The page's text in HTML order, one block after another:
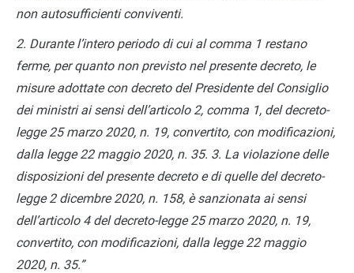
non autosufficienti conviventi.
2. Durante l’intero periodo di cui al comma 1 restano
ferme, per quanto non previsto nel presente decreto, le
misure adottate con decreto del Presidente del Consiglio
dei ministri ai sensi dell’articolo 2, comma 1, del decreto-
legge 25 marzo 2020, n. 19, convertito, con modificazioni,
dalla legge 22 maggio 2020, n. 35. 3. La violazione delle
disposizioni del presente decreto e di quelle del decreto-
legge 2 dicembre 2020, n. 158, è sanzionata ai sensi
dell’articolo 4 del decreto-legge 25 marzo 2020, n. 19,
convertito, con modificazioni, dalla legge 22 maggio
2020, n. 35.”